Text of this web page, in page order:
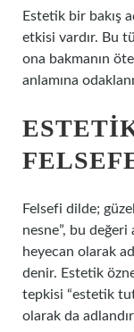
Estetik bir bakış
etkisi vardır. Bu
ona bakmanın
anlamına
Felsefi dilde;
nesne”, bu
heyecan olarak
denir. Estetik
tepkisi “estetik
olarak da